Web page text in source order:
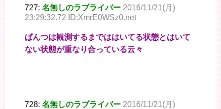
727: 名無しのラブライバー 2016/11/21(月)
23:29:32.72 ID:XmrE0WSz0.net
ぱんつは観測するまでははいてる状態とはいて
ない状態が重なり合っている云々
728: 名無しのラブライバー 2016/11/21(月)